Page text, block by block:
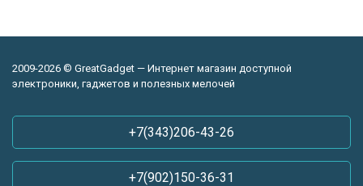
2009-2026 © GreatGadget — Интернет магазин доступной
электроники, гаджетов и полезных мелочей
+7(343)206-43-26
+7(902)150-36-31